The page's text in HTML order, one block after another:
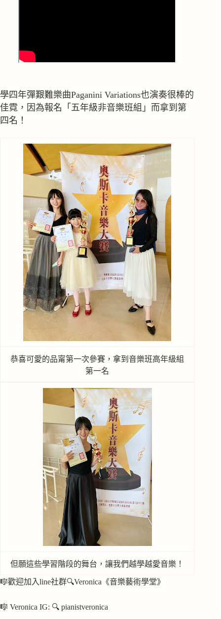
學四年彈艱難樂曲Paganini Variations也演奏很棒的
佳霓，因為報名「五年級非音樂班組」而拿到第
四名！
恭喜可愛的品甯第一次參賽，拿到音樂班高年級組
第一名
但願這些學習階段的舞台，讓我們越學越愛音樂！
🎼歡迎加入line社群🔍Veronica《音樂藝術學堂》
🎼 Veronica IG: 🔍 pianistveronica